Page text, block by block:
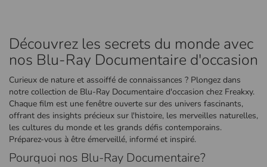
Découvrez les secrets du monde avec
nos Blu-Ray Documentaire d'occasion
Curieux de nature et assoiffé de connaissances ? Plongez dans
notre collection de Blu-Ray Documentaire d'occasion chez Freakxy.
Chaque film est une fenêtre ouverte sur des univers fascinants,
offrant des insights précieux sur l'histoire, les merveilles naturelles,
les cultures du monde et les grands défis contemporains.
Préparez-vous à être émerveillé, informé et inspiré.
Pourquoi nos Blu-Ray Documentaire?